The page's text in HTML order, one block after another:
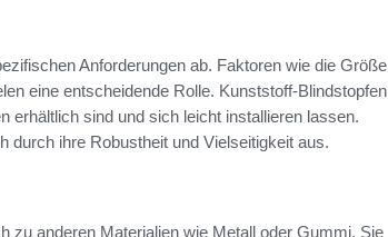
Anforderungen ab. Faktoren wie die Größe
eine entscheidende Rolle. Kunststoff-Blindstopfen
erhältlich sind und sich leicht installieren lassen.
durch ihre Robustheit und Vielseitigkeit aus.
zu anderen Materialien wie Metall oder Gummi. Sie